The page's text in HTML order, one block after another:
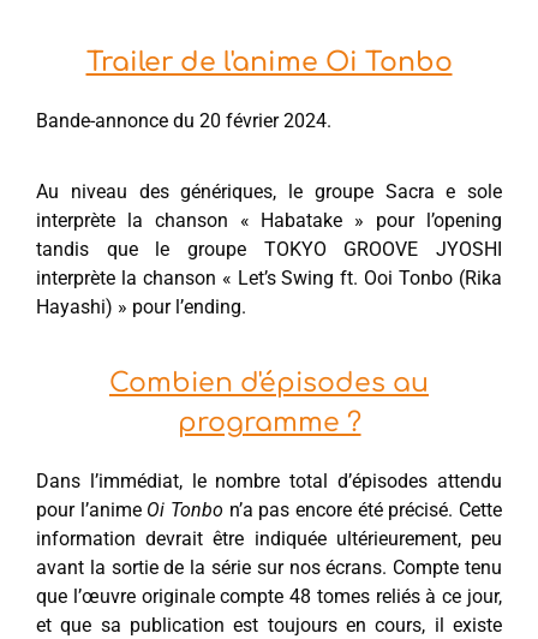
Trailer de l'anime Oi Tonbo
Bande-annonce du 20 février 2024.
Au niveau des génériques, le groupe Sacra e sole
interprète la chanson « Habatake » pour l’opening
tandis que le groupe TOKYO GROOVE JYOSHI
interprète la chanson « Let’s Swing ft. Ooi Tonbo (Rika
Hayashi) » pour l’ending.
Combien d'épisodes au
programme ?
Dans l’immédiat, le nombre total d’épisodes attendu
pour l’anime Oi Tonbo n’a pas encore été précisé. Cette
information devrait être indiquée ultérieurement, peu
avant la sortie de la série sur nos écrans. Compte tenu
que l’œuvre originale compte 48 tomes reliés à ce jour,
et que sa publication est toujours en cours, il existe